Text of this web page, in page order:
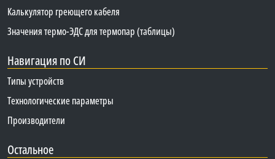
Калькулятор греющего кабеля
Значения термо-ЭДС для термопар (таблицы)
Навигация по СИ
Типы устройств
Технологические параметры
Производители
Остальное